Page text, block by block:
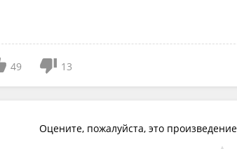
49 13
Оцените, пожалуйста, это